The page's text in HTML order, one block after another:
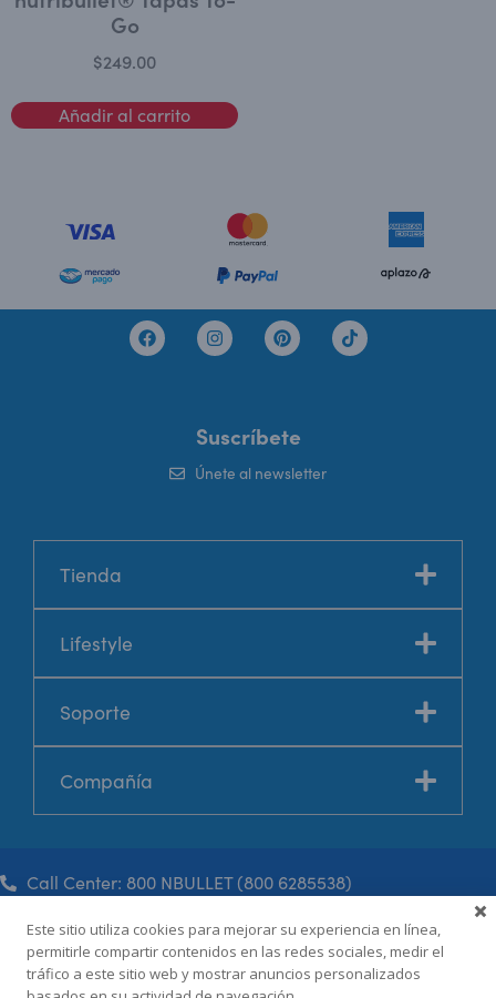
Go
$249.00
Añadir al carrito
Suscríbete
Únete al newsletter
Tienda
Lifestyle
Soporte
Compañía
Términos y condiciones
Call Center: 800 NBULLET (800 6285538)
Este sitio utiliza cookies para mejorar su experiencia en línea,
permitirle compartir contenidos en las redes sociales, medir el
tráfico a este sitio web y mostrar anuncios personalizados